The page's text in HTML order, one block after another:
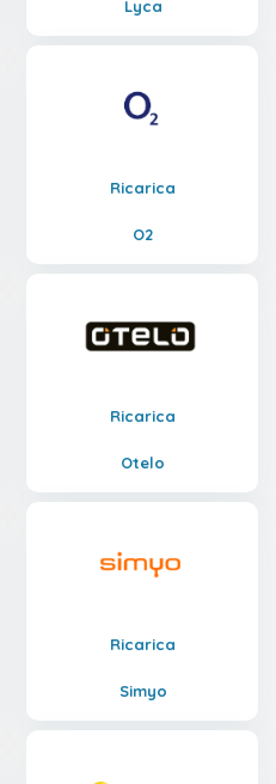
Lyca
Ricarica
O2
Ricarica
Otelo
Ricarica
Simyo